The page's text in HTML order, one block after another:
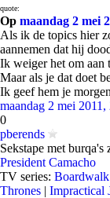
quote:
Op maandag 2 mei
Als ik de topics hier
aannemen dat hij
Ik weiger het om aan
Maar als je dat doet
Ik geef hem je
maandag 2 mei
0
pberends
Sekstape met
President Camacho
TV series:
Thrones | Impractical